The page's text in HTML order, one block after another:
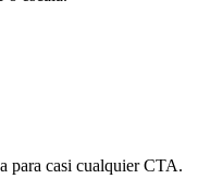
para casi cualquier CTA.